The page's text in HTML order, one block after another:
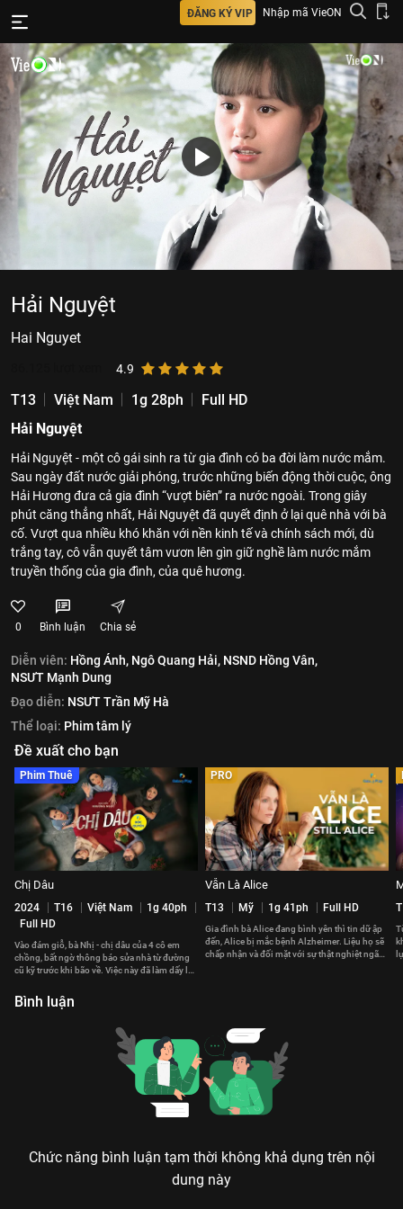
ĐĂNG KÝ VIP Nhập mã VieON
Hải Nguyệt
Hai Nguyet
4.9
T13 Việt Nam 1g 28ph
Full HD
Hải Nguyệt
Hải Nguyệt - một cô gái sinh ra từ gia đình có ba đời làm nước mắm.
Sau ngày đất nước giải phóng, trước những biến động thời cuộc, ông
Hải Hương đưa cả gia đình “vượt biên” ra nước ngoài. Trong giây
phút căng thẳng nhất, Hải Nguyệt đã quyết định ở lại quê nhà với bà
cố. Vượt qua nhiều khó khăn với nền kinh tế và chính sách mới, dù
trắng tay, cô vẫn quyết tâm vươn lên gìn giữ nghề làm nước mắm
truyền thống của gia đình, của quê hương.
0 Bình luận Chia sẻ
Diễn viên: Hồng Ánh, Ngô Quang Hải, NSND Hồng Vân,
NSƯT Mạnh Dung
Đạo diễn: NSƯT Trần Mỹ Hà
Thể loại: Phim tâm lý
Đề xuất cho bạn
Phim Thuê
Chị Dâu
2024 T16 Việt Nam
1g 40ph
Full HD
Vào đám giỗ, bà Nhị - chị dâu của 4 cô em
chồng, bất ngờ thông báo sửa nhà từ đường
cũ kỹ trước khi bão về. Việc này đã làm dấy lên
PRO
Vẫn Là Alice
T13 Mỹ 1g 41ph Full HD
Gia đình bà Alice đang bình yên thì tin dữ ập
đến, Alice bị mắc bệnh Alzheimer. Liệu họ sẽ
chấp nhận và đối mặt với sự thật nghiệt ngã
Bình luận
Chức năng bình luận tạm thời không khả dụng trên nội
dung này